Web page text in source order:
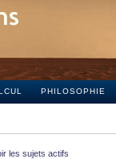
PHILOSOPHIE
les sujets actifs